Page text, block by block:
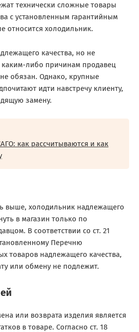
технически сложные товары
с установленным гарантийным
относится холодильник.
качества, но не
либо причинам продавец
обязан. Однако, крупные
идти навстречу клиенту,
замену.
как рассчитываются и как
выше, холодильник надлежащего
в магазин только по
В соответствии со ст. 21
Перечню
товаров надлежащего качества,
или обмену не подлежит.
или возврата изделия является
в товаре. Согласно ст. 18